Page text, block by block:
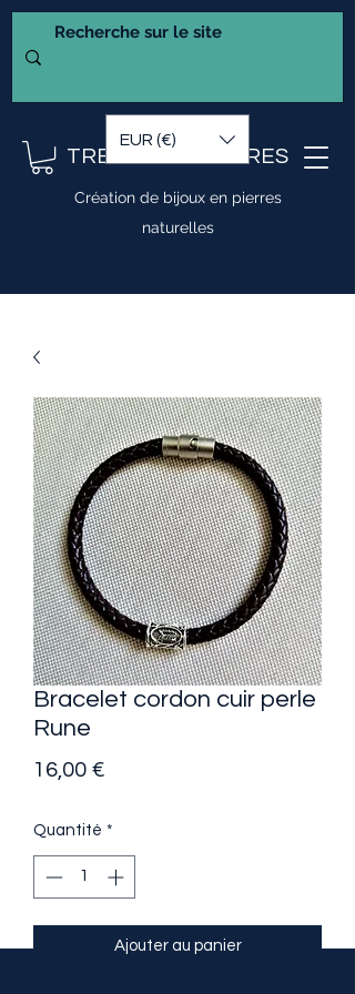
TRESOR DE PIERRES
Création de bijoux en pierres
naturelles
EUR (€)
Bracelet cordon cuir perle
Rune
16,00 €Prix
Quantité *
Ajouter au panier